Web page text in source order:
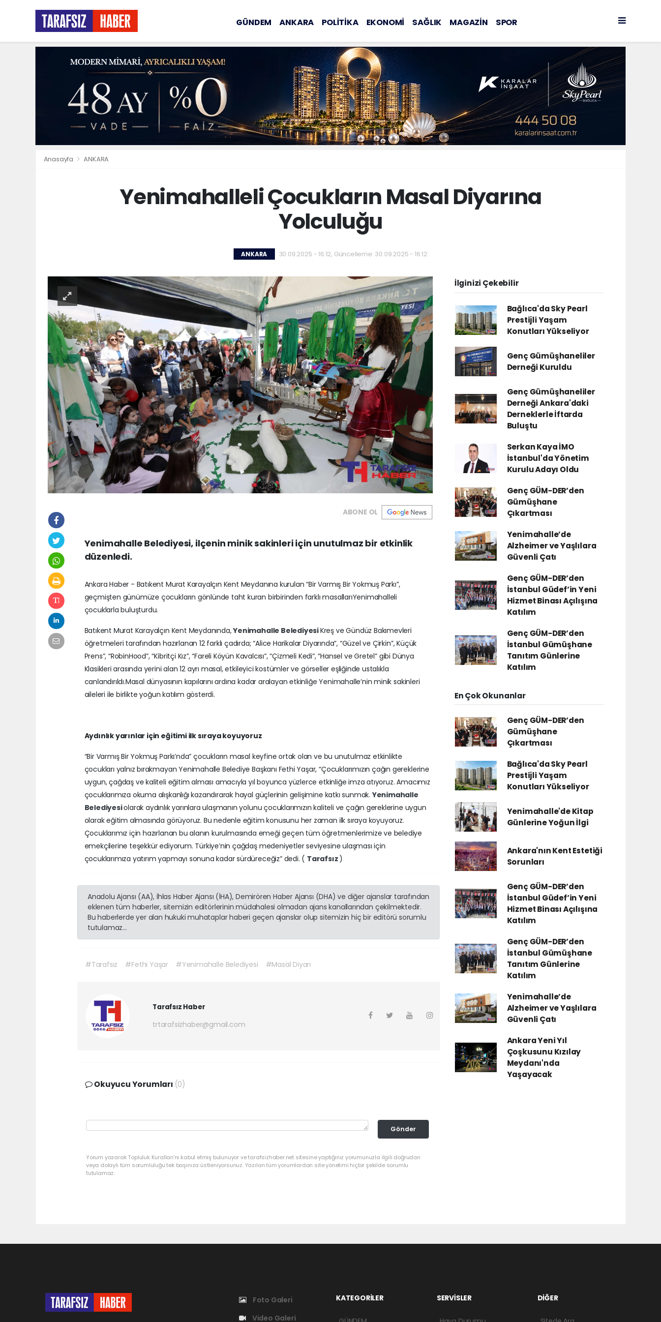
GÜNDEM ANKARA POLİTİKA EKONOMİ SAĞLIK MAGAZİN SPOR
Anasayfa ANKARA
Yenimahalleli Çocukların Masal Diyarına
Yolculuğu
ANKARA 30.09.2025 - 16:12, Güncelleme: 30.09.2025 - 16:12
ABONE OL
Yenimahalle Belediyesi, ilçenin minik sakinleri için unutulmaz bir etkinlik
düzenledi.
Ankara Haber - Batıkent Murat Karayalçın Kent Meydanına kurulan “Bir Varmış Bir Yokmuş Parkı”,
geçmişten günümüze çocukların gönlünde taht kuran birbirinden farklı masallarıYenimahalleli
çocuklarla buluşturdu.
Batıkent Murat Karayalçın Kent Meydanında,Yenimahalle BelediyesiKreş ve Gündüz Bakımevleri
öğretmeleri tarafından hazırlanan 12 farklı çadırda; “Alice Harikalar Diyarında”, “Güzel ve Çirkin”, Küçük
Prens”, “RobinHood”, “Kibritçi Kız”, “Fareli Köyün Kavalcısı”, “Çizmeli Kedi”, “Hansel ve Gretel” gibi Dünya
Klasikleri arasında yerini alan 12 ayrı masal, etkileyici kostümler ve görseller eşliğinde ustalıkla
canlandırıldı.Masal dünyasının kapılarını ardına kadar aralayan etkinliğe Yenimahalle’nin minik sakinleri
aileleri ile birlikte yoğun katılım gösterdi.
Aydınlık yarınlar için eğitimi ilk sıraya koyuyoruz
“Bir Varmış Bir Yokmuş Parkı’nda” çocukların masal keyfine ortak olan ve bu unutulmaz etkinlikte
çocukları yalnız bırakmayan Yenimahalle Belediye Başkanı Fethi Yaşar, “Çocuklarımızın çağın gereklerine
uygun, çağdaş ve kaliteli eğitim alması amacıyla yıl boyunca yüzlerce etkinliğe imza atıyoruz. Amacımız
çocuklarımıza okuma alışkanlığı kazandırarak hayal güçlerinin gelişimine katkı sunmak.Yenimahalle
Belediyesiolarak aydınlık yarınlara ulaşmanın yolunu çocuklarımızın kaliteli ve çağın gereklerine uygun
olarak eğitim almasında görüyoruz. Bu nedenle eğitim konusunu her zaman ilk sıraya koyuyoruz.
Çocuklarımız için hazırlanan bu alanın kurulmasında emeği geçen tüm öğretmenlerimize ve belediye
emekçilerine teşekkür ediyorum. Türkiye’nin çağdaş medeniyetler seviyesine ulaşması için
çocuklarımıza yatırım yapmayı sonuna kadar sürdüreceğiz” dedi. ( Tarafsız)
Anadolu Ajansı (AA), İhlas Haber Ajansı (İHA), Demirören Haber Ajansı (DHA) ve diğer ajanslar tarafından
eklenen tüm haberler, sitemizin editörlerinin müdahalesi olmadan ajans kanallarından çekilmektedir.
Bu haberlerde yer alan hukuki muhataplar haberi geçen ajanslar olup sitemizin hiç bir editörü sorumlu
tutulamaz...
#Tarafsız #Fethi Yaşar #Yenimahalle Belediyesi #Masal Diyarı
Tarafsız Haber
trtarafsizhaber@gmail.com
Okuyucu Yorumları (0)
Gönder
Yorum yazarak Topluluk Kuralları’nı kabul etmiş bulunuyor ve tarafsizhaber.net sitesine yaptığınız yorumunuzla ilgili doğrudan
veya dolaylı tüm sorumluluğu tek başınıza üstleniyorsunuz. Yazılan tüm yorumlardan site yönetimi hiçbir şekilde sorumlu
tutulamaz.
İlginizi Çekebilir
Bağlıca'da Sky Pearl
Prestijli Yaşam
Konutları Yükseliyor
Genç Gümüşhaneliler
Derneği Kuruldu
Genç Gümüşhaneliler
Derneği Ankara'daki
Derneklerle İftarda
Buluştu
Serkan Kaya İMO
İstanbul'da Yönetim
Kurulu Adayı Oldu
Genç GÜM-DER’den
Gümüşhane
Çıkartması
Yenimahalle’de
Alzheimer ve Yaşlılara
Güvenli Çatı
Genç GÜM-DER’den
İstanbul Güdef’in Yeni
Hizmet Binası Açılışına
Katılım
Genç GÜM-DER’den
İstanbul Gümüşhane
Tanıtım Günlerine
Katılım
En Çok Okunanlar
Genç GÜM-DER’den
Gümüşhane
Çıkartması
Bağlıca'da Sky Pearl
Prestijli Yaşam
Konutları Yükseliyor
Yenimahalle'de Kitap
Günlerine Yoğun İlgi
Ankara'nın Kent Estetiği
Sorunları
Genç GÜM-DER’den
İstanbul Güdef’in Yeni
Hizmet Binası Açılışına
Katılım
Genç GÜM-DER’den
İstanbul Gümüşhane
Tanıtım Günlerine
Katılım
Yenimahalle’de
Alzheimer ve Yaşlılara
Güvenli Çatı
Ankara Yeni Yıl
Çoşkusunu Kızılay
Meydanı'nda
Yaşayacak
Foto Galeri
Video Galeri
KATEGORİLER SERVİSLER DİĞER